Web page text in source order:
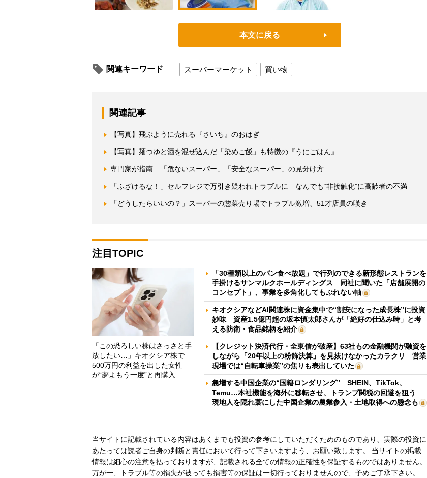
本文に戻る
関連キーワード スーパーマーケット 買い物
関連記事
【写真】飛ぶように売れる『さいち』のおはぎ
【写真】麺つゆと酒を混ぜ込んだ「染めご飯」も特徴の『うにごはん』
専門家が指南 「危ないスーパー」「安全なスーパー」の見分け方
「ふざけるな！」セルフレジで万引き疑われトラブルに なんでも“非接触化”に高齢者の不満
「どうしたらいいの？」スーパーの惣菜売り場でトラブル激増、51才店員の嘆き
注目TOPIC
「この恐ろしい株はさっさと手
放したい…」キオクシア株で
500万円の利益を出した女性
が“夢よもう一度”と再購入
「30種類以上のパン食べ放題」で行列のできる新形態レストランを
手掛けるサンマルクホールディングス 同社に聞いた「店舗展開の
コンセプト」、事業を多角化してもぶれない軸
キオクシアなどAI関連株に資金集中で“割安になった成長株”に投資
妙味 資産1.5億円超の坂本慎太郎さんが「絶好の仕込み時」と考
える防衛・食品銘柄を紹介
【クレジット決済代行・全東信が破産】63社もの金融機関が融資を
しながら「20年以上の粉飾決算」を見抜けなかったカラクリ 営業
現場では“自転車操業”の焦りも表出していた
急増する中国企業の“国籍ロンダリング” SHEIN、TikTok、
Temu…本社機能を海外に移転させ、トランプ関税の回避を狙う
現地人を隠れ蓑にした中国企業の農業参入・土地取得への懸念も
当サイトに記載されている内容はあくまでも投資の参考にしていただくためのものであり、実際の投資に
あたっては読者ご自身の判断と責任において行って下さいますよう、お願い致します。 当サイトの掲載
情報は細心の注意を払っておりますが、記載される全ての情報の正確性を保証するものではありません。
万が一、トラブル等の損失が被っても損害等の保証は一切行っておりませんので、予めご了承下さい。